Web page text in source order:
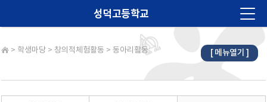
성덕고등학교
법인소개
> 학생마당 > 창의적체험활동 >동아리활동 [ 메뉴열기 ]